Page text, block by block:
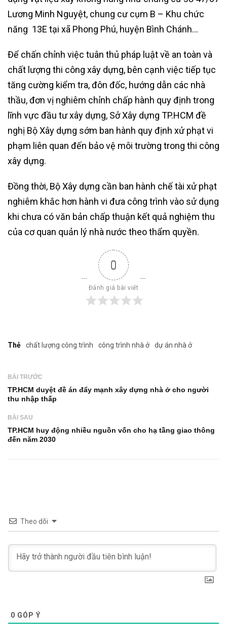
Lương Minh Nguyệt, chung cư cụm B – Khu chức
năng 13E tại xã Phong Phú, huyện Bình Chánh…
Để chấn chỉnh việc tuân thủ pháp luật về an toàn và
chất lượng thi công xây dựng, bên cạnh việc tiếp tục
tăng cường kiểm tra, đôn đốc, hướng dẫn các nhà
thầu, đơn vị nghiêm chỉnh chấp hành quy định trong
lĩnh vực đầu tư xây dựng, Sở Xây dựng TP.HCM đề
nghị Bộ Xây dựng sớm ban hành quy định xử phạt vi
phạm liên quan đến bảo vệ môi trường trong thi công
xây dựng.
Đồng thời, Bộ Xây dựng cần ban hành chế tài xử phạt
nghiêm khắc hơn hành vi đưa công trình vào sử dụng
khi chưa có văn bản chấp thuận kết quả nghiệm thu
của cơ quan quản lý nhà nước theo thẩm quyền.
0
Đánh giá bài viết
Thẻ chất lượng công trình công trình nhà ở dự án nhà ở
BÀI TRƯỚC
TP.HCM duyệt đề án đẩy mạnh xây dựng nhà ở cho người
thu nhập thấp
BÀI SAU
TP.HCM huy động nhiều nguồn vốn cho hạ tầng giao thông
đến năm 2030
Theo dõi
0 GÓP Ý